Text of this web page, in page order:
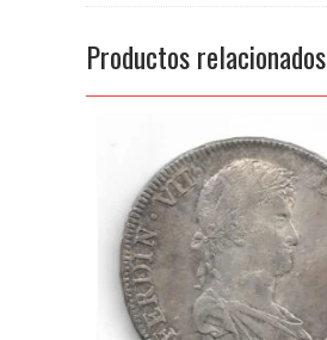
Productos relacionados